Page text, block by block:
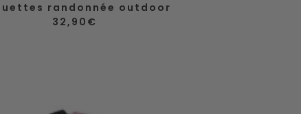
randonnée outdoor
Prix
32,90€